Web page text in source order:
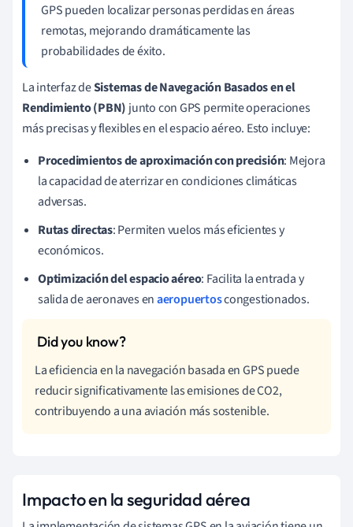
GPS pueden localizar personas perdidas en áreas
remotas, mejorando dramáticamente las
probabilidades de éxito.
La interfaz deSistemas de Navegación Basados en el
Rendimiento (PBN) junto con GPS permite operaciones
más precisas y flexibles en el espacio aéreo. Esto incluye:
Procedimientos de aproximación con precisión: Mejora
la capacidad de aterrizar en condiciones climáticas
adversas.
Rutas directas: Permiten vuelos más eficientes y
económicos.
Optimización del espacio aéreo: Facilita la entrada y
salida de aeronaves enaeropuertoscongestionados.
La eficiencia en la navegación basada en GPS puede
reducir significativamente las emisiones de CO2,
contribuyendo a una aviación más sostenible.
Impacto en la seguridad aérea